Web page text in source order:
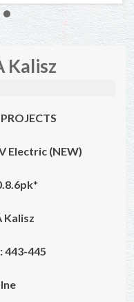
Kalisz
Electric (NEW)
*
Kalisz
443-445